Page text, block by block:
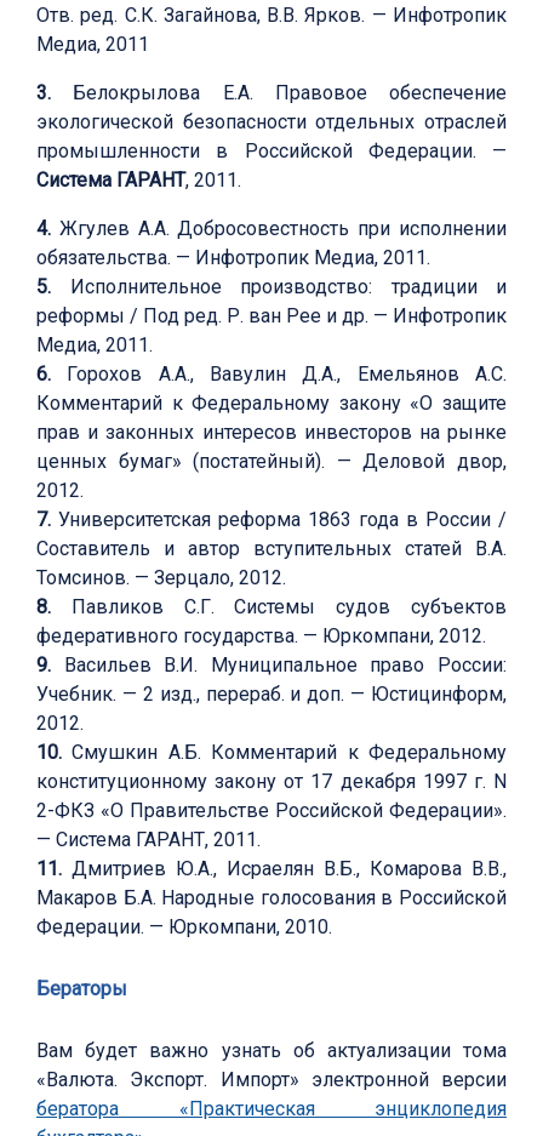
Отв. ред. С.К. Загайнова, В.В. Ярков. — Инфотропик
Медиа, 2011
3. Белокрылова Е.А. Правовое обеспечение
экологической безопасности отдельных отраслей
промышленности в Российской Федерации. —
Система ГАРАНТ, 2011.
4. Жгулев А.А. Добросовестность при исполнении
обязательства. — Инфотропик Медиа, 2011.
5. Исполнительное производство: традиции и
реформы / Под ред. Р. ван Рее и др. — Инфотропик
Медиа, 2011.
6. Горохов А.А., Вавулин Д.А., Емельянов А.С.
Комментарий к Федеральному закону «О защите
прав и законных интересов инвесторов на рынке
ценных бумаг» (постатейный). — Деловой двор,
2012.
7. Университетская реформа 1863 года в России /
Составитель и автор вступительных статей В.А.
Томсинов. — Зерцало, 2012.
8. Павликов С.Г. Системы судов субъектов
федеративного государства. — Юркомпани, 2012.
9. Васильев В.И. Муниципальное право России:
Учебник. — 2 изд., перераб. и доп. — Юстицинформ,
2012.
10. Смушкин А.Б. Комментарий к Федеральному
конституционному закону от 17 декабря 1997 г. N
2-ФКЗ «О Правительстве Российской Федерации».
— Система ГАРАНТ, 2011.
11. Дмитриев Ю.А., Исраелян В.Б., Комарова В.В.,
Макаров Б.А. Народные голосования в Российской
Федерации. — Юркомпани, 2010.
Бераторы
Вам будет важно узнать об актуализации тома
«Валюта. Экспорт. Импорт» электронной версии
бератора «Практическая энциклопедия